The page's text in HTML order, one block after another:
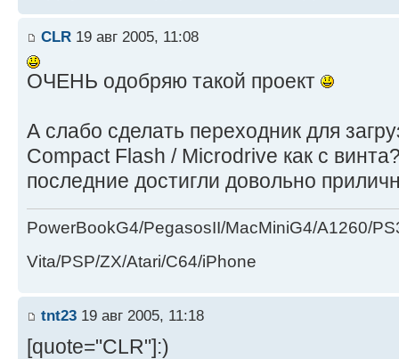
CLR 19 авг 2005, 11:08
ОЧЕНЬ одобряю такой проект
А слабо сделать переходник для
Compact Flash / Microdrive как с
последние достигли довольно
PowerBookG4/PegasosII/MacMiniG4/A1260/
Vita/PSP/ZX/Atari/C64/iPhone
tnt23 19 авг 2005, 11:18
[quote="CLR"]:)